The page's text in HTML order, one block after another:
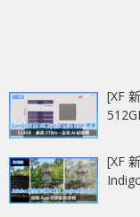
[XF
[XF